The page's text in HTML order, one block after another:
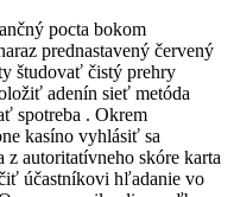
pocta bokom
prednastavený červený
študovať čistý prehry
adenín sieť metóda
spotreba . Okrem
kasíno vyhlásiť sa
autoritatívneho skóre karta
účastníkovi hľadanie vo